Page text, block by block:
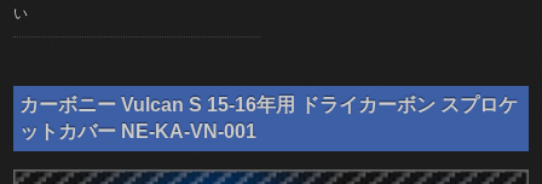
い
カーボニー Vulcan S 15-16年用 ドライカーボン スプロケ
ットカバー NE-KA-VN-001